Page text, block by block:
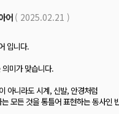
어 ( 2025.02.21 )
입니다.
미가 맞습니다.
아니라도 시계, 신발, 안경처럼
모든 것을 통틀어 표현하는 동사인